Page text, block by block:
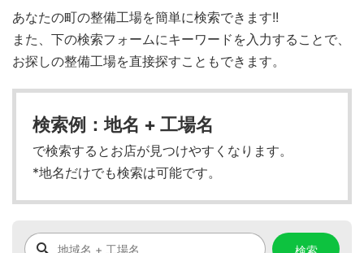
あなたの町の整備工場を簡単に検索できます!!
また、下の検索フォームにキーワードを入力することで、
お探しの整備工場を直接探すこともできます。
検索例：地名 + 工場名
で検索するとお店が見つけやすくなります。
*地名だけでも検索は可能です。